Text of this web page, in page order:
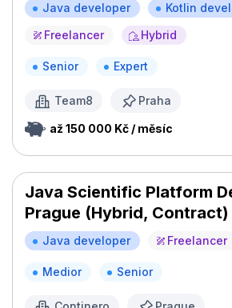
Java developer
Kotlin
Freelancer
Hybrid
Senior Expert
Team8 Praha
až 150 000 Kč / měsíc
Java Scientific Platform
Prague (Hybrid, Contract)
Java developer Freelancer
Medior Senior